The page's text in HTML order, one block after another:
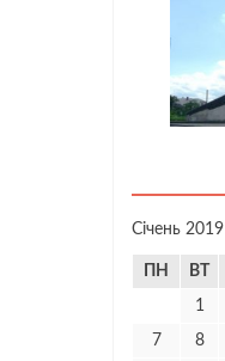
Січень 2019
ПН ВТ
1
7 8